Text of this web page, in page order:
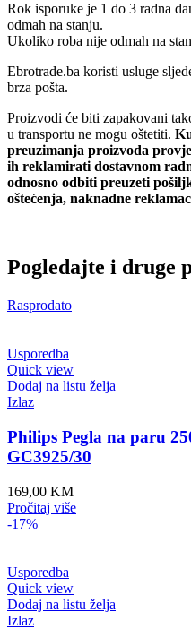
Rok isporuke je 1 do 3 radna
odmah na stanju.
Ukoliko roba nije odmah na
Ebrotrade.ba koristi usluge
brza pošta.
Proizvodi će biti zapakovani
u transportu ne mogu oštetiti.
preuzimanja proizvoda
ih reklamirati dostavnom
odnosno odbiti preuzeti
oštećenja, naknadne
Pogledajte i druge
Rasprodato
Usporedba
Quick view
Dodaj na listu želja
Izlaz
Philips Pegla na paru
GC3925/30
169,00 KM
Pročitaj više
-17%
Usporedba
Quick view
Dodaj na listu želja
Izlaz